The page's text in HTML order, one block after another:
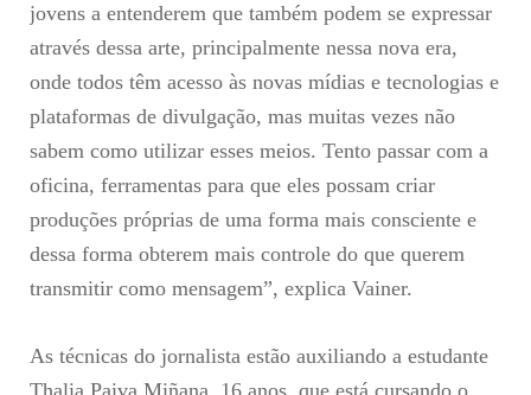
jovens a entenderem que também podem se expressar
através dessa arte, principalmente nessa nova era,
onde todos têm acesso às novas mídias e tecnologias e
plataformas de divulgação, mas muitas vezes não
sabem como utilizar esses meios. Tento passar com a
oficina, ferramentas para que eles possam criar
produções próprias de uma forma mais consciente e
dessa forma obterem mais controle do que querem
transmitir como mensagem”, explica Vainer.
As técnicas do jornalista estão auxiliando a estudante